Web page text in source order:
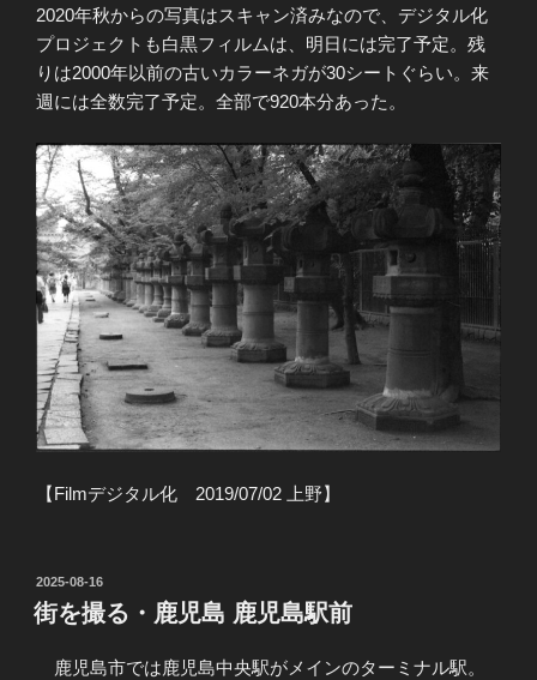
2020年秋からの写真はスキャン済みなので、デジタル化
プロジェクトも白黒フィルムは、明日には完了予定。残
りは2000年以前の古いカラーネガが30シートぐらい。来
週には全数完了予定。全部で920本分あった。
【Filmデジタル化 2019/07/02 上野】
投
稿
日:
2025-08-16
街を撮る・鹿児島 鹿児島駅前
鹿児島市では鹿児島中央駅がメインのターミナル駅。